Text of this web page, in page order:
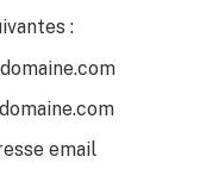
:
email